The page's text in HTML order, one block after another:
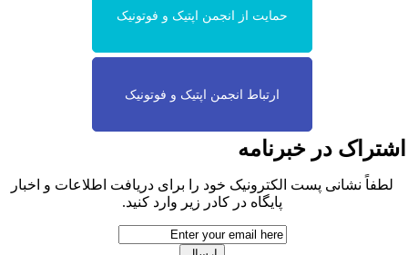
حمایت از انجمن اپتیک و فوتونیک
ارتباط انجمن اپتیک و فوتونیک
در خبرنامه
لطفاً نشانی پست الکترونیک خود را برای دریافت اطلاعات و اخبار
پایگاه در کادر زیر وارد کنید.